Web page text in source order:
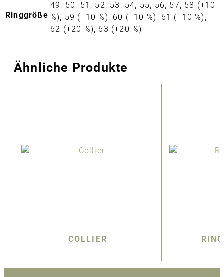
Ringgröße
49, 50, 51, 52, 53, 54, 55, 56, 57, 58 (+10
%), 59 (+10 %), 60 (+10 %), 61 (+10 %),
62 (+20 %), 63 (+20 %)
Ähnliche Produkte
COLLIER